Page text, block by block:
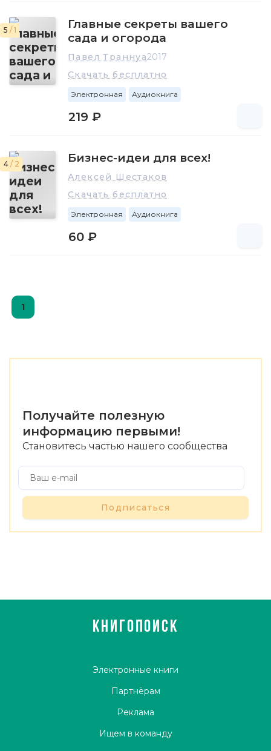
5 / 1
Главные секреты вашего
сада и огорода
Павел Траннуа2017
Скачать бесплатно
Электронная Аудиокнига
219 ₽
4 / 2 Бизнес-идеи для всех!
Алексей Шестаков
Скачать бесплатно
Электронная Аудиокнига
60 ₽
1
Получайте полезную
информацию первыми!
Становитесь частью нашего сообщества
Подписаться
КНИГОПОИСК
Электронные книги
Партнёрам
Реклама
Ищем в команду